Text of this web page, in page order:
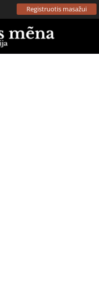
Registruotis masažui